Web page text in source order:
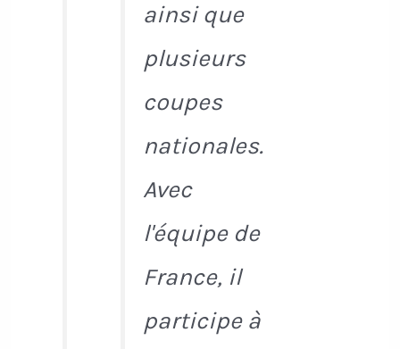
ainsi que
plusieurs
coupes
nationales.
Avec
l'équipe de
France, il
participe à